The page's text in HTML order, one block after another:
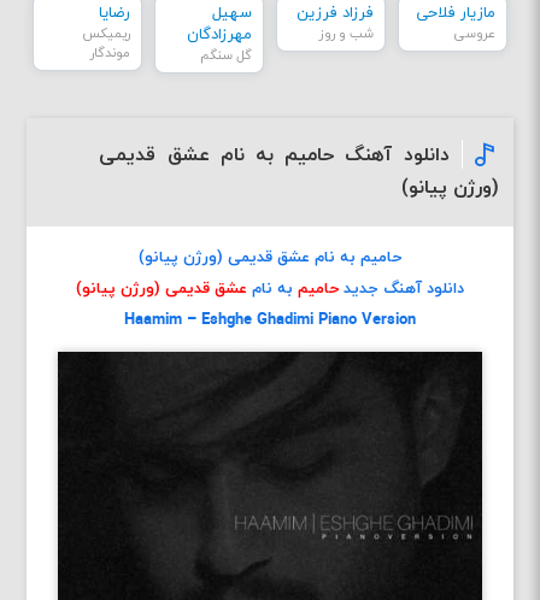
مازیار فلاحی
عروسی
فرزاد فرزین
شب و روز
سهیل
مهرزادگان
گل سنگم
رضایا
ریمیکس
موندگار
دانلود آهنگ حامیم به نام عشق قدیمی
(ورژن پیانو)
حامیم به نام عشق قدیمی (ورژن پیانو)
دانلود آهنگ جدید حامیم به نام عشق قدیمی (ورژن پیانو)
Haamim – Eshghe Ghadimi Piano Version